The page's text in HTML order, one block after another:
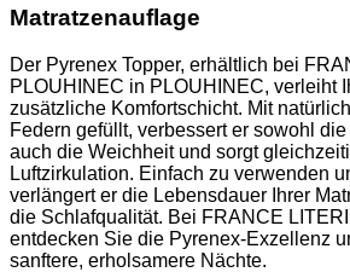
Matratzenauflage
Der Pyrenex Topper, erhältlich bei
PLOUHINEC in PLOUHINEC, verleiht
zusätzliche Komfortschicht. Mit
Federn gefüllt, verbessert er sowohl
auch die Weichheit und sorgt
Luftzirkulation. Einfach zu verwenden
verlängert er die Lebensdauer Ihrer
die Schlafqualität. Bei FRANCE
entdecken Sie die Pyrenex-Exzellenz
sanftere, erholsamere Nächte.